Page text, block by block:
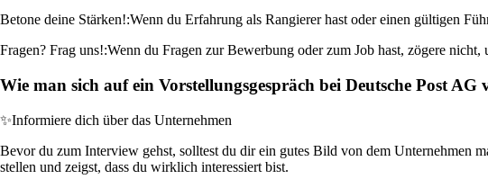
Betone deine Stärken!:Wenn du Erfahrung als Rangierer hast oder einen gültigen
Fragen? Frag uns!:Wenn du Fragen zur Bewerbung oder zum Job hast, zögere
Wie man sich auf ein Vorstellungsgespräch bei Deutsche Post AG
✨Informiere dich über das Unternehmen
Bevor du zum Interview gehst, solltest du dir ein gutes Bild von dem Unternehmen
stellen und zeigst, dass du wirklich interessiert bist.